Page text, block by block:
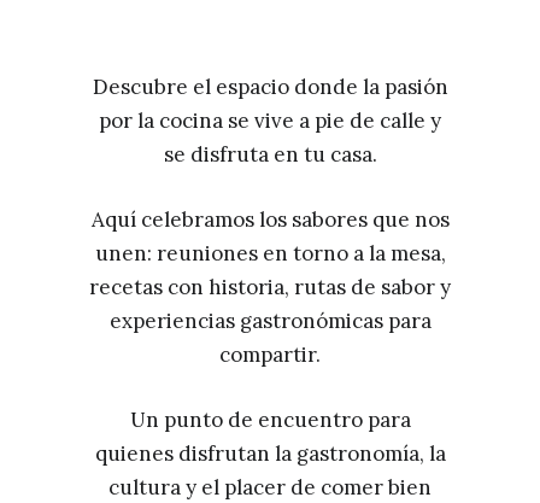
Descubre el espacio donde la pasión
por la cocina se vive a pie de calle y
se disfruta en tu casa.
Aquí celebramos los sabores que nos
unen: reuniones en torno a la mesa,
recetas con historia, rutas de sabor y
experiencias gastronómicas para
compartir.
Un punto de encuentro para
quienes disfrutan la gastronomía, la
cultura y el placer de comer bien